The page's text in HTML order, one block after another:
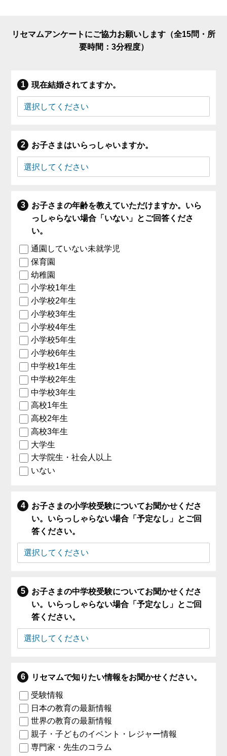
リセマムアンケートにご協力お願いします（全15問・所
要時間：3分程度）
現在結婚されてますか。
お子さまはいらっしゃいますか。
お子さまの年齢を教えていただけますか。いら
っしゃらない場合「いない」とご回答くださ
い。
通園していない未就学児
保育園
幼稚園
小学校1年生
小学校2年生
小学校3年生
小学校4年生
小学校5年生
小学校6年生
中学校1年生
中学校2年生
中学校3年生
高校1年生
高校2年生
高校3年生
大学生
大学院生・社会人以上
いない
お子さまの小学校受験についてお聞かせくださ
い。いらっしゃらない場合「予定なし」とご回
答ください。
お子さまの中学校受験についてお聞かせくださ
い。いらっしゃらない場合「予定なし」とご回
答ください。
リセマムで知りたい情報をお聞かせください。
受験情報
日本の教育の最新情報
世界の教育の最新情報
親子・子どものイベント・レジャー情報
専門家・先生のコラム